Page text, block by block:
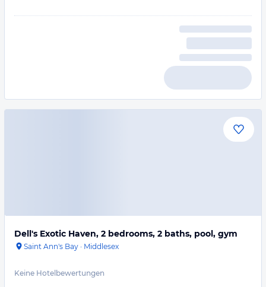
Dell's Exotic Haven, 2 bedrooms, 2 baths, pool, gym
Saint Ann's Bay · Middlesex
Keine Hotelbewertungen